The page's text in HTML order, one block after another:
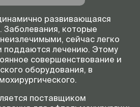
развивающаяся
Заболевания, которые
сейчас легко
поддаются лечению. Этому
совершенствование и
оборудования, в
поставщиком